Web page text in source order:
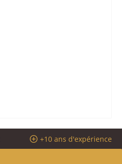
+10 ans d'expérience